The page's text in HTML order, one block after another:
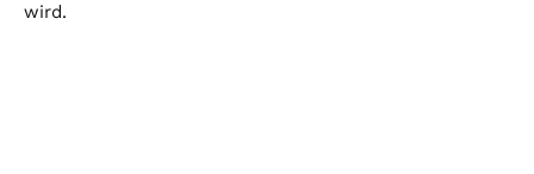
wird.